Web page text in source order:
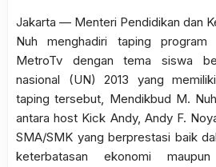
Jakarta — Menteri Pendidikan dan
Nuh menghadiri taping
MetroTv dengan tema siswa
nasional (UN) 2013 yang
taping tersebut, Mendikbud M.
antara host Kick Andy, Andy F.
SMA/SMK yang berprestasi baik
keterbatasan ekonomi